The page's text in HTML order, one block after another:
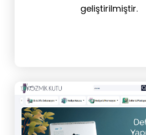
geliştirilmiştir.